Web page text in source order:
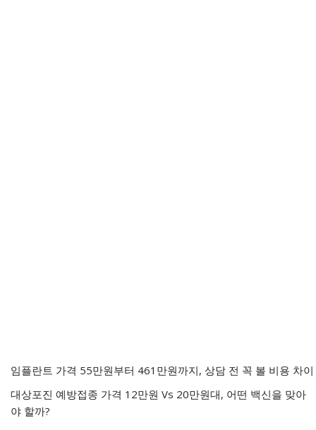
임플란트 가격 55만원부터 461만원까지, 상담 전 꼭 볼 비용 차이
대상포진 예방접종 가격 12만원 Vs 20만원대, 어떤 백신을 맞아
야 할까?